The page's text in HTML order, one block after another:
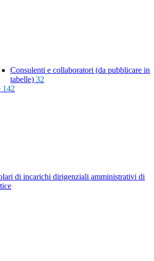
Consulenti e collaboratori (da pubblicare in
tabelle) 32
142
di incarichi dirigenziali amministrativi di